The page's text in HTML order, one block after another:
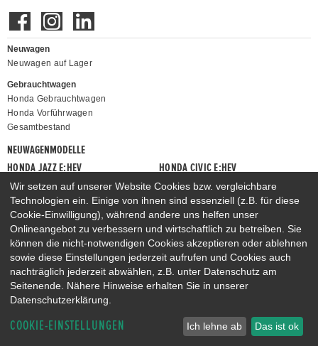
Neuwagen
Neuwagen auf Lager
Gebrauchtwagen
Honda Gebrauchtwagen
Honda Vorführwagen
Gesamtbestand
NEUWAGENMODELLE
HONDA JAZZ E:HEV
HONDA CIVIC E:HEV
HONDA PRELUDE E:HEV
HONDA HR-V E:HEV
HONDA ZR-V E:HEV
HONDA CR-V E:HEV & E:PHEV
Wir setzen auf unserer Website Cookies bzw. vergleichbare
Technologien ein. Einige von ihnen sind essenziell (z.B. für diese
Cookie-Einwilligung), während andere uns helfen unser
Onlineangebot zu verbessern und wirtschaftlich zu betreiben. Sie
können die nicht-notwendigen Cookies akzeptieren oder ablehnen
sowie diese Einstellungen jederzeit aufrufen und Cookies auch
nachträglich jederzeit abwählen, z.B. unter Datenschutz am
Seitenende. Nähere Hinweise erhalten Sie in unserer
Datenschutzerklärung.
COOKIE-EINSTELLUNGEN Ich lehne ab Das ist ok